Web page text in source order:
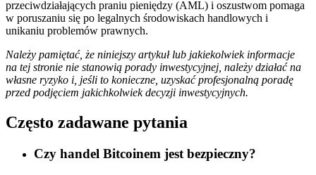
przeciwdziałających praniu pieniędzy (AML) i oszustwom pomaga
w poruszaniu się po legalnych środowiskach handlowych i
unikaniu problemów prawnych.
Należy pamiętać, że niniejszy artykuł lub jakiekolwiek informacje
na tej stronie nie stanowią porady inwestycyjnej, należy działać na
własne ryzyko i, jeśli to konieczne, uzyskać profesjonalną poradę
przed podjęciem jakichkolwiek decyzji inwestycyjnych.
Często zadawane pytania
Czy handel Bitcoinem jest bezpieczny?